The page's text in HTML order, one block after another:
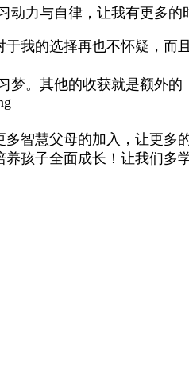
力与自律，让我有更多的
我的选择再也不怀疑，
。其他的收获就是额外的
智慧父母的加入，让更多
孩子全面成长！让我们多